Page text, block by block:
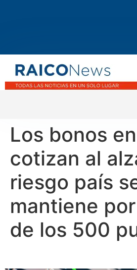
Los bonos
cotizan al
riesgo país
mantiene
de los 500